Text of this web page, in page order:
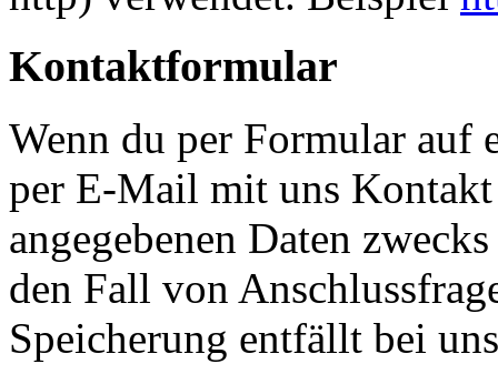
Kontaktformular
Wenn du per Formular auf
per E-Mail mit uns
angegebenen Daten
den Fall von
Speicherung entfällt bei